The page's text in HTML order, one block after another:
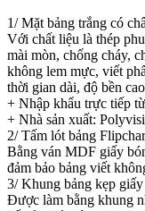
1/ Mặt bảng trắng có
Với chất liệu là thép
mài mòn, chống cháy,
không lem mực, viết
thời gian dài, độ bền cao
+ Nhập khẩu trực tiếp
+ Nhà sản xuất:
2/ Tấm lót bảng
Bằng ván MDF giấy
đảm bảo bảng viết
3/ Khung bảng kẹp
Được làm bằng khung